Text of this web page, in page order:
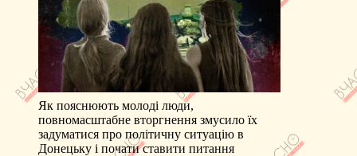
Як пояснюють молоді люди,
повномасштабне вторгнення змусило їх
задуматися про політичну ситуацію в
Донецьку і почати ставити питання